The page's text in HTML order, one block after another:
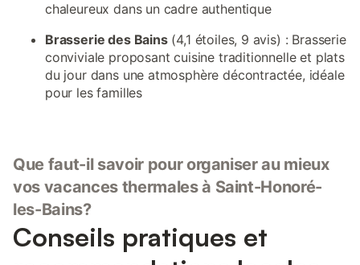
chaleureux dans un cadre authentique
Brasserie des Bains(4,1 étoiles, 9 avis) : Brasserie
conviviale proposant cuisine traditionnelle et plats
du jour dans une atmosphère décontractée, idéale
pour les familles
Que faut-il savoir pour organiser au mieux
vos vacances thermales à Saint-Honoré-
les-Bains?
Conseils pratiques et